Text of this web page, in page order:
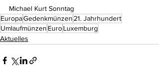
Michael Kurt Sonntag
EuropaGedenkmünzen 21. Jahrhundert
Umlaufmünzen EuroLuxemburg
Aktuelles